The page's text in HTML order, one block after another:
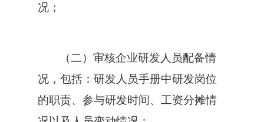
况；
（二）审核企业研发人员配备情
况，包括：研发人员手册中研发岗位
的职责、参与研发时间、工资分摊情